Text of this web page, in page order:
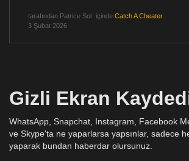
tarafından Patrice Sol içinde Catch A Cheater
3 Şubat 2026
Gizli Ekran
WhatsApp, Snapchat, Instagram, Facebook
ve Skype'ta ne yaparlarsa yapsınlar, sadece
yaparak bundan haberdar olursunuz.